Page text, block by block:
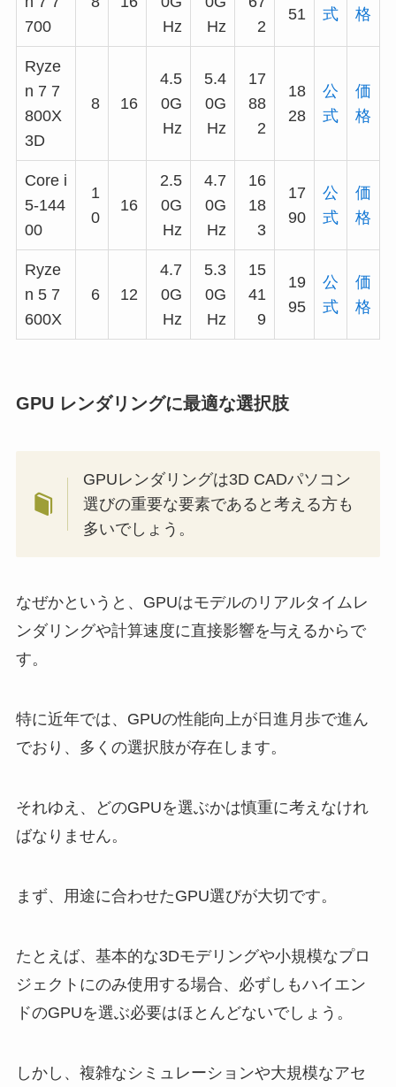
700
Hz
Hz
2
51 式 格
Ryze
n 7 7
800X
3D
8 16
4.5
0G
Hz
5.4
0G
Hz
17
88
2
18
28
公
式
価
格
Core i
5-144
00
1
0
16
2.5
0G
Hz
4.7
0G
Hz
16
18
3
17
90
公
式
価
格
Ryze
n 5 7
600X
6 12
4.7
0G
Hz
5.3
0G
Hz
15
41
9
19
95
公
式
価
格
GPU レンダリングに最適な選択肢
GPUレンダリングは3D CADパソコン
選びの重要な要素であると考える方も
多いでしょう。
なぜかというと、GPUはモデルのリアルタイムレ
ンダリングや計算速度に直接影響を与えるからで
す。
特に近年では、GPUの性能向上が日進月歩で進ん
でおり、多くの選択肢が存在します。
それゆえ、どのGPUを選ぶかは慎重に考えなけれ
ばなりません。
まず、用途に合わせたGPU選びが大切です。
たとえば、基本的な3Dモデリングや小規模なプロ
ジェクトにのみ使用する場合、必ずしもハイエン
ドのGPUを選ぶ必要はほとんどないでしょう。
しかし、複雑なシミュレーションや大規模なアセ